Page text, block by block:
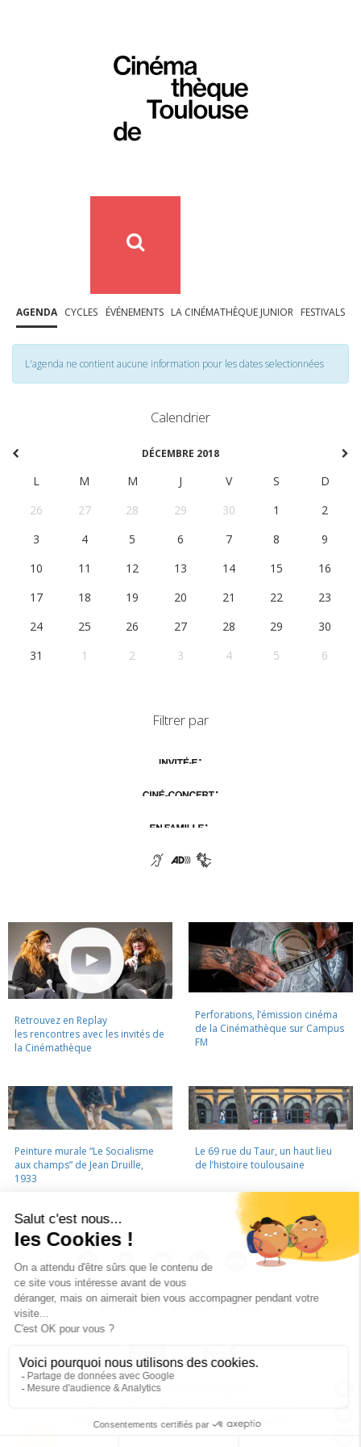
AGENDA CYCLES ÉVÉNEMENTS LA CINÉMATHÈQUE JUNIOR FESTIVALS
L'agenda ne contient aucune information pour les dates selectionnées
Calendrier
DÉCEMBRE 2018
L M M J V S
D
26
27 28 29 30 1
2
3
4 5 6 7 8
9
10
11 12 13 14 15
16
17
18 19 20 21 22
23
24
25 26 27 28 29
30
31
1 2 3 4 5 6
Filtrer par
Retrouvez en Replay
les rencontres avec les invités de
la Cinémathèque
Perforations, l’émission cinéma
de la Cinémathèque sur Campus
FM
Peinture murale “Le Socialisme
aux champs” de Jean Druille,
1933
Le 69 rue du Taur, un haut lieu
de l’histoire toulousaine
LA CINÉMATHÈQUE · CONTACTS · LETTRE D'INFORMATION ·
PARTENAIRES · MENTIONS LÉGALES
La Cinémathèque de Toulouse
La Cinémathèque de Toulouse © 2015. Tous droits réservés.